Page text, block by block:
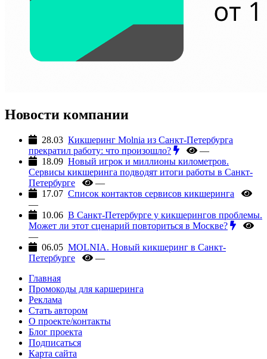
Новости компании
28.03 Кикшеринг Molnia из Санкт-Петербурга
прекратил работу: что произошло?
—
18.09 Новый игрок и миллионы километров.
Сервисы кикшеринга подводят итоги работы в Санкт-
Петербурге
—
17.07 Список контактов сервисов кикшеринга
—
10.06 В Санкт-Петербурге у кикшерингов проблемы.
Может ли этот сценарий повториться в Москве?
—
06.05 MOLNIA. Новый кикшеринг в Санкт-
Петербурге
—
Главная
Промокоды для каршеринга
Реклама
Стать автором
О проекте/контакты
Блог проекта
Подписаться
Карта сайта